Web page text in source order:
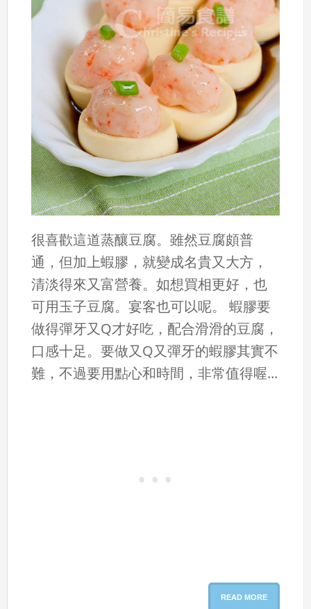
很喜歡這道蒸釀豆腐。雖然豆腐頗普
通，但加上蝦膠，就變成名貴又大方，
清淡得來又富營養。如想買相更好，也
可用玉子豆腐。宴客也可以呢。 蝦膠要
做得彈牙又Q才好吃，配合滑滑的豆腐，
口感十足。要做又Q又彈牙的蝦膠其實不
難，不過要用點心和時間，非常值得喔...
READ MORE